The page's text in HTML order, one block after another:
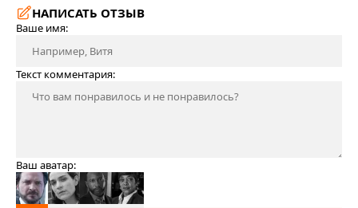
НАПИСАТЬ ОТЗЫВ
Ваше имя:
Текст комментария:
Ваш аватар: